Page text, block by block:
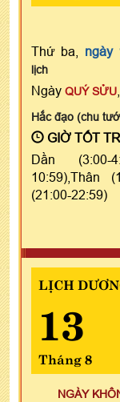
Thứ ba, ngày
lịch
Ngày QUÝ SỬU
Hắc đạo (chu
GIỜ TỐT
Dần (3:00-
10:59),Thân
(21:00-22:59)
LỊCH
13
Tháng 8
NGÀY